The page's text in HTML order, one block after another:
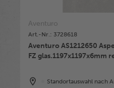
Aventuro
Art.-Nr.: 3728618
Aventuro AS1212650
FZ
Standortauswahl nach